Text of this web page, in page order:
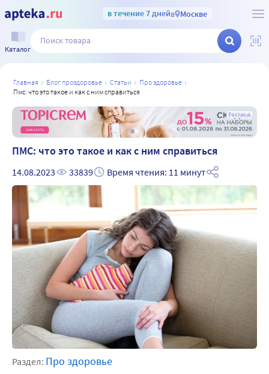
в течение 7 днейв Москве
Каталог
главная блог проздоровье статьи
про здоровье
пмс: что это такое и как с ним справиться
Реклама
ПМС: что это такое и как с ним справиться
14.08.2023 33839 Время чтения: 11 минут
Раздел: Про здоровье